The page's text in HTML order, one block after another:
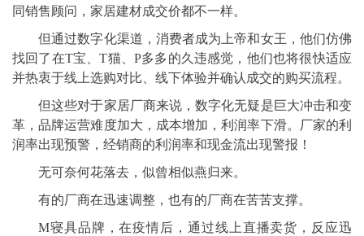
同销售顾问，家居建材成交价都不一样。
但通过数字化渠道，消费者成为上帝和女王，他们仿佛
找回了在T宝、T猫、P多多的久违感觉，他们也将很快适应
并热衷于线上选购对比、线下体验并确认成交的购买流程。
但这些对于家居厂商来说，数字化无疑是巨大冲击和变
革，品牌运营难度加大，成本增加，利润率下滑。厂家的利
润率出现预警，经销商的利润率和现金流出现警报！
无可奈何花落去，似曾相似燕归来。
有的厂商在迅速调整，也有的厂商在苦苦支撑。
M寝具品牌，在疫情后，通过线上直播卖货，反应迅